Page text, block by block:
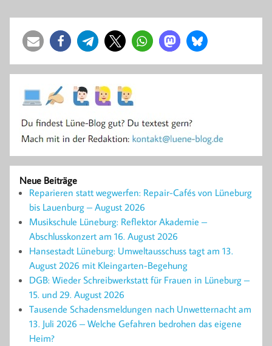
Neue Beiträge
Reparieren statt wegwerfen: Repair-Cafés von Lüneburg
bis Lauenburg – August 2026
Musikschule Lüneburg: Reflektor Akademie –
Abschlusskonzert am 16. August 2026
Hansestadt Lüneburg: Umweltausschuss tagt am 13.
August 2026 mit Kleingarten-Begehung
DGB: Wieder Schreibwerkstatt für Frauen in Lüneburg –
15. und 29. August 2026
Tausende Schadensmeldungen nach Unwetternacht am
13. Juli 2026 – Welche Gefahren bedrohen das eigene
Heim?